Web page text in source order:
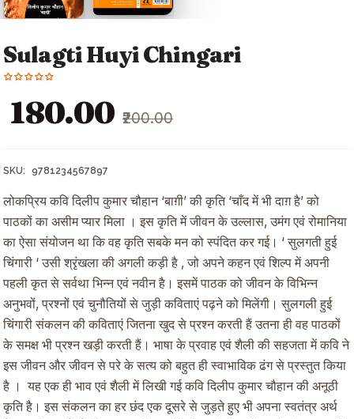
Sulagti Huyi Chingari
₹200.00
Original
price
₹200.00.
₹180.00
Current
price
₹180.00.
SKU: 9781234567897
लोकप्रिय कवि दिलीप कुमार चौहान ‘बाग़ी’ की कृति ‘चाँद में भी दाग़ है’ को
पाठकों का असीम प्यार मिला । इस कृति में जीवन के उल्लास, उमंग एवं रोमानिया
का ऐसा संयोजन था कि वह कृति सबके मन को स्पंदित कर गई। ‘ सुलगती हुई
चिंगारी ‘ उसी श्रृंखला की अगली कड़ी है , जो अपने कहन एवं शिल्प में अपनी
पहली कृत से सर्वथा भिन्न एवं नवीन है। इसमें पाठक को जीवन के विभिन्न
अनुभवों, प्रश्नों एवं चुनौतियों से जुड़ी कविताएं पढ़ने को मिलेंगी। सुलगली हुई
चिंगारी संकलन की कविताएं जितना खुद से प्रश्न करती हैं उतना ही वह पाठकों
के समक्ष भी प्रश्न खड़ी करती हैं। भाषा के प्रवाह एवं शैली की सहजता में कवि ने
इस जीवन और जीवन से परे के सत्य को बहुत ही स्वाभाविक ढंग से प्रस्तुत किया
है । यह एक ही भाव एवं शैली में लिखी गई कवि दिलीप कुमार चौहान की अनूठी
कृति है। इस संकलन का हर छंद एक दूसरे से जुड़ते हुए भी अपना स्वतंत्र अर्थ